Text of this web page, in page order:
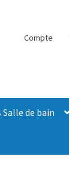
Compte
Salle de bain